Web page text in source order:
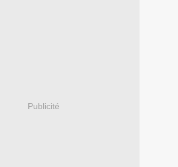
Publicité